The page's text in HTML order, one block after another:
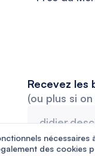
nécessaires
des cookies
Recevez les
(ou plus si